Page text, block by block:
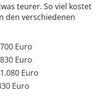
teurer. So viel kostet
den verschiedenen
Euro
Euro
Euro
Euro